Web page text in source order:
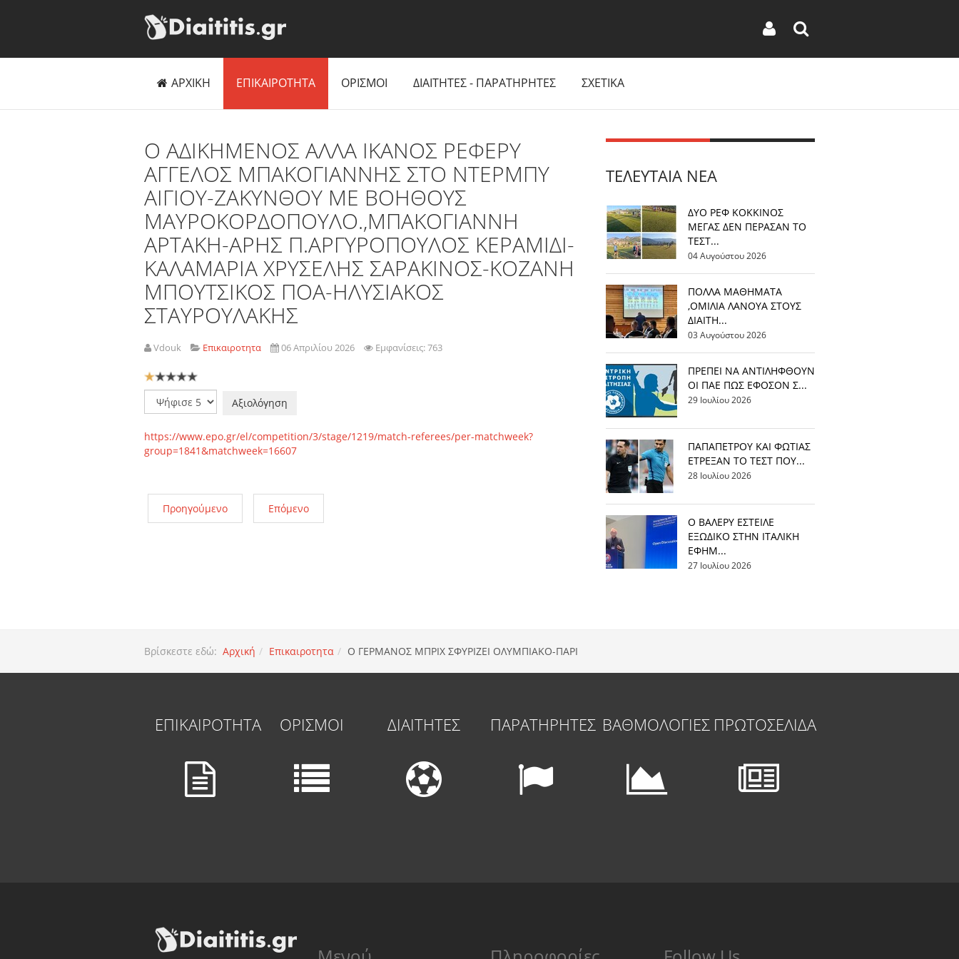
ΑΡΧΙΚΗ ΕΠΙΚΑΙΡΟΤΗΤΑ ΟΡΙΣΜΟΙ ΔΙΑΙΤΗΤΕΣ - ΠΑΡΑΤΗΡΗΤΕΣ ΣΧΕΤΙΚΑ
O ΑΔΙΚΗΜΕΝΟΣ ΑΛΛΑ ΙΚΑΝΟΣ ΡΕΦΕΡΥ
ΑΓΓΕΛΟΣ ΜΠΑΚΟΓΙΑΝΝΗΣ ΣΤΟ ΝΤΕΡΜΠΥ
ΑΙΓΙΟΥ-ΖΑΚΥΝΘΟΥ ΜΕ ΒΟΗΘΟΥΣ
ΜΑΥΡΟΚΟΡΔΟΠΟΥΛΟ.,ΜΠΑΚΟΓΙΑΝΝΗ
ΑΡΤΑΚΗ-ΑΡΗΣ Π.ΑΡΓΥΡΟΠΟΥΛΟΣ ΚΕΡΑΜΙΔΙ-
ΚΑΛΑΜΑΡΙΑ ΧΡΥΣΕΛΗΣ ΣΑΡΑΚΙΝΟΣ-ΚΟΖΑΝΗ
ΜΠΟΥΤΣΙΚΟΣ ΠΟΑ-ΗΛΥΣΙΑΚΟΣ
ΣΤΑΥΡΟΥΛΑΚΗΣ
Vdouk Επικαιροτητα 06 Απριλίου 2026 Εμφανίσεις: 763
Αξιολόγηση
Χρήστη:1/5
Παρακαλώ
αξιολογήστε
https://www.epo.gr/el/competition/3/stage/1219/match-referees/per-matchweek?
group=1841&matchweek=16607
Προηγούμενο Επόμενο
ΤΕΛΕΥΤΑΊΑ ΝΈΑ
ΔΥΟ ΡΕΦ ΚΟΚΚΙΝΟΣ
ΜΕΓΑΣ ΔΕΝ ΠΕΡΑΣΑΝ ΤΟ
ΤΕΣΤ...
04 Αυγούστου 2026
ΠΟΛΛΑ ΜΑΘΗΜΑΤΑ
,ΟΜΙΛΙΑ ΛΑΝΟΥΑ ΣΤΟΥΣ
ΔΙΑΙΤΗ...
03 Αυγούστου 2026
ΠΡΕΠΕΙ ΝΑ ΑΝΤΙΛΗΦΘΟΥΝ
ΟΙ ΠΑΕ ΠΩΣ ΕΦΟΣΟΝ Σ...
29 Ιουλίου 2026
ΠΑΠΑΠΕΤΡΟΥ ΚΑΙ ΦΩΤΙΑΣ
ΕΤΡΕΞΑΝ ΤΟ ΤΕΣΤ ΠΟΥ...
28 Ιουλίου 2026
Ο ΒΑΛΕΡΥ ΕΣΤΕΙΛΕ
ΕΞΩΔΙΚΟ ΣΤΗΝ ΙΤΑΛΙΚΗ
ΕΦΗΜ...
27 Ιουλίου 2026
Βρίσκεστε εδώ: Αρχική Επικαιροτητα O ΓΕΡΜΑΝΟΣ ΜΠΡΙΧ ΣΦΥΡΙΖΕΙ ΟΛΥΜΠΙΑΚΟ-ΠΑΡΙ
ΕΠΙΚΑΙΡΟΤΗΤΑ ΟΡΙΣΜΟΙ ΔΙΑΙΤΗΤΕΣ ΠΑΡΑΤΗΡΗΤΕΣ ΒΑΘΜΟΛΟΓΙΕΣ ΠΡΩΤΟΣΕΛΙΔΑ